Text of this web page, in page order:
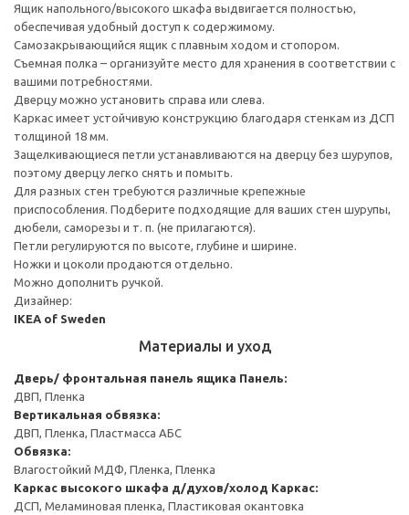
Ящик напольного/высокого шкафа выдвигается полностью,
обеспечивая удобный доступ к содержимому.
Cамозакрывающийся ящик с плавным ходом и стопором.
Съемная полка – организуйте место для хранения в соответствии с
вашими потребностями.
Дверцу можно установить справа или слева.
Каркас имеет устойчивую конструкцию благодаря стенкам из ДСП
толщиной 18 мм.
Защелкивающиеся петли устанавливаются на дверцу без шурупов,
поэтому дверцу легко снять и помыть.
Для разных стен требуются различные крепежные
приспособления. Подберите подходящие для ваших стен шурупы,
дюбели, саморезы и т. п. (не прилагаются).
Петли регулируются по высоте, глубине и ширине.
Ножки и цоколи продаются отдельно.
Можно дополнить ручкой.
Дизайнер:
IKEA of Sweden
Материалы и уход
Дверь/ фронтальная панель ящика Панель:
ДВП, Пленка
Вертикальная обвязка:
ДВП, Пленка, Пластмасса АБС
Обвязка:
Влагостойкий МДФ, Пленка, Пленка
Каркас высокого шкафа д/духов/холод Каркас:
ДСП, Меламиновая пленка, Пластиковая окантовка